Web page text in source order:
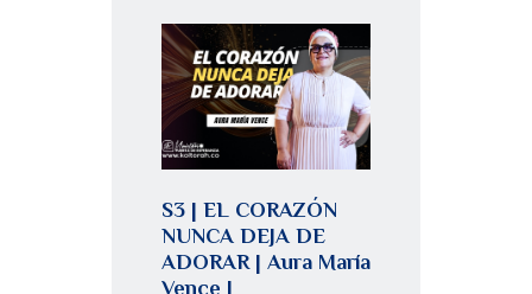
S3 | EL CORAZÓN
NUNCA DEJA DE
ADORAR | Aura María
Vence |